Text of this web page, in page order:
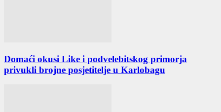
Domaći okusi Like i podvelebitskog primorja
privukli brojne posjetitelje u Karlobagu